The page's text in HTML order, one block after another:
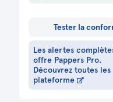
Tester la
Les alertes
offre Pappers Pro.
Découvrez toutes
plateforme